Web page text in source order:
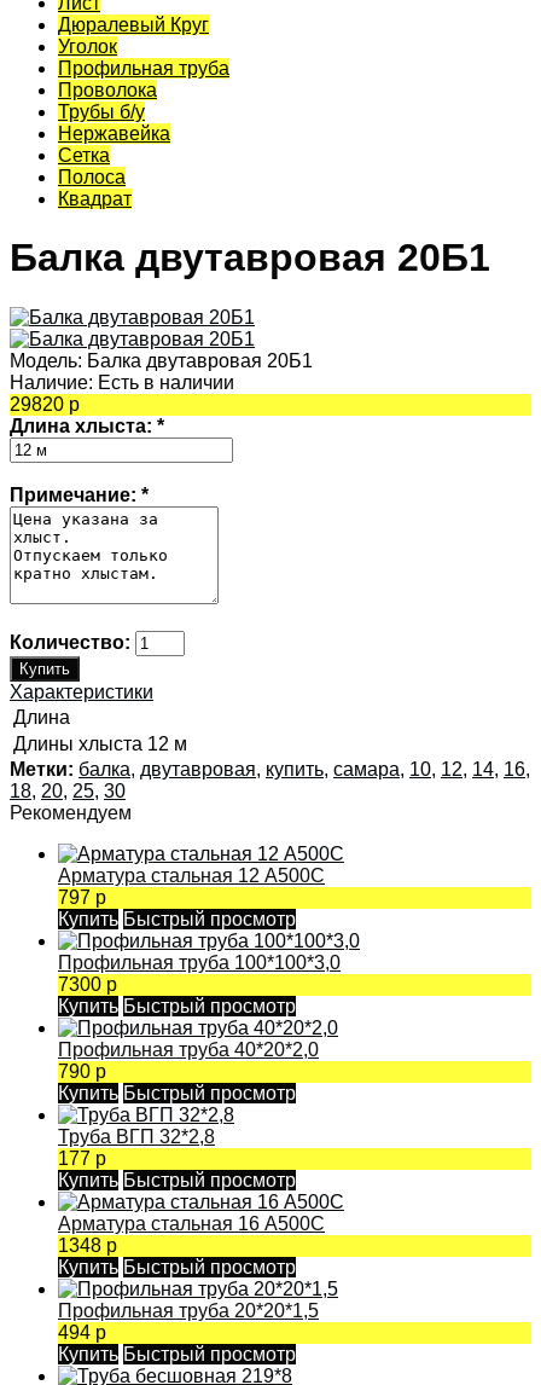
Дюралевый Круг
Уголок
Профильная труба
Проволока
Трубы б/у
Нержавейка
Сетка
Полоса
Квадрат
Балка двутавровая 20Б1
Модель: Балка двутавровая 20Б1
Наличие: Есть в наличии
29820 р
Длина хлыста: *
Примечание: *
Количество:
Характеристики
Длина
Длины хлыста 12 м
Метки: балка, двутавровая, купить, самара, 10, 12, 14, 16,
18, 20, 25, 30
Рекомендуем
Арматура стальная 12 А500С
797 р
Купить Быстрый просмотр
Профильная труба 100*100*3,0
7300 р
Купить Быстрый просмотр
Профильная труба 40*20*2,0
790 р
Купить Быстрый просмотр
Труба ВГП 32*2,8
177 р
Купить Быстрый просмотр
Арматура стальная 16 А500С
1348 р
Купить Быстрый просмотр
Профильная труба 20*20*1,5
494 р
Купить Быстрый просмотр